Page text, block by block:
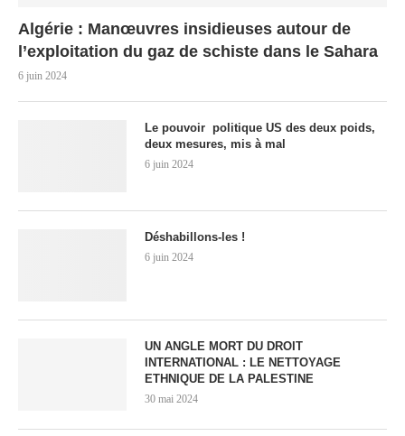
Algérie : Manœuvres insidieuses autour de
l’exploitation du gaz de schiste dans le Sahara
6 juin 2024
Le pouvoir politique US des deux poids,
deux mesures, mis à mal
6 juin 2024
Déshabillons-les !
6 juin 2024
UN ANGLE MORT DU DROIT
INTERNATIONAL : LE NETTOYAGE
ETHNIQUE DE LA PALESTINE
30 mai 2024